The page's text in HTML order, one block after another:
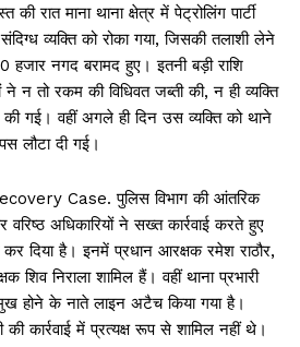
रात माना थाना क्षेत्र में पेट्रोलिंग पार्टी
व्यक्ति को रोका गया, जिसकी तलाशी लेने
नगद बरामद हुए। इतनी बड़ी राशि
ने न तो रकम की विधिवत जब्ती की, न ही व्यक्ति
गई। वहीं अगले ही दिन उस व्यक्ति को थाने
लौटा दी गई।
Case. पुलिस विभाग की आंतरिक
अधिकारियों ने सख्त कार्रवाई करते हुए
कर दिया है। इनमें प्रधान आरक्षक रमेश राठौर,
शिव निराला शामिल हैं। वहीं थाना प्रभारी
होने के नाते लाइन अटैच किया गया है।
कार्रवाई में प्रत्यक्ष रूप से शामिल नहीं थे।